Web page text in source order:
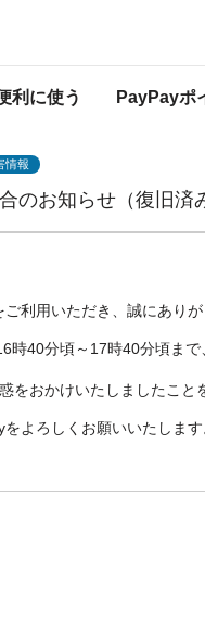
利に使う PayPayポ
情報
のお知らせ（復旧済
利用いただき、誠にありが
時40分頃～17時40分頃ま
をおかけいたしましたこと
よろしくお願いいたします